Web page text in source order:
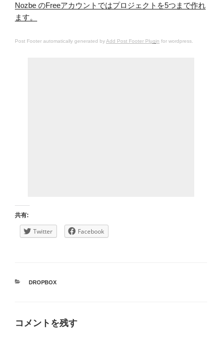
Nozbe のFreeアカウントではプロジェクトを5つまで作れ
ます。
Post Footer automatically generated byAdd Post Footer Plugin for wordpress.
共有:
Twitter Facebook
カ
DROPBOX
コメントを残す